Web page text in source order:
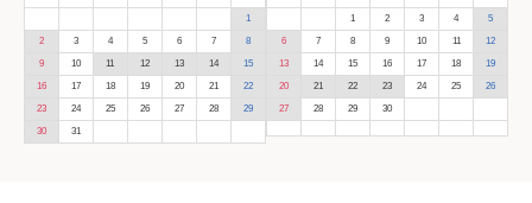
1
2 3 4 5 6 7 8
9 10 11 12 13 14 15
16 17 18 19 20 21 22
23 24 25 26 27 28 29
30 31
1 2 3 4 5
6 7 8 9 10 11 12
13 14 15 16 17 18 19
20 21 22 23 24 25 26
27 28 29 30